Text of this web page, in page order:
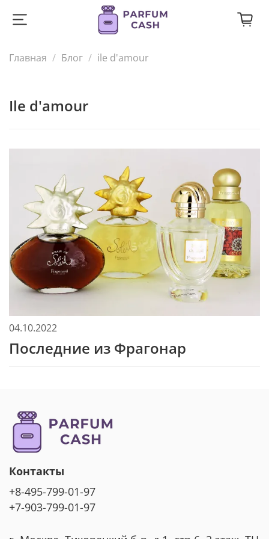
Главная Блог ile d'amour
ile d'amour
04.10.2022
Последние из Фрагонар
Контакты
+8-495-799-01-97
+7-903-799-01-97